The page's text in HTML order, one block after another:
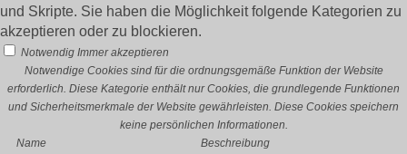
und Skripte. Sie haben die Möglichkeit folgende Kategorien zu
akzeptieren oder zu blockieren.
Notwendig Immer akzeptieren
Notwendige Cookies sind für die ordnungsgemäße Funktion der Website
erforderlich. Diese Kategorie enthält nur Cookies, die grundlegende Funktionen
und Sicherheitsmerkmale der Website gewährleisten. Diese Cookies speichern
keine persönlichen Informationen.
Name
Beschreibung